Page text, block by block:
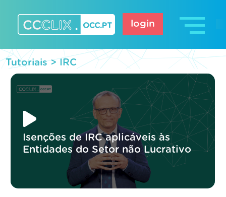
content
login
Tutoriais > IRC
Isenções de IRC aplicáveis às
Entidades do Setor não Lucrativo